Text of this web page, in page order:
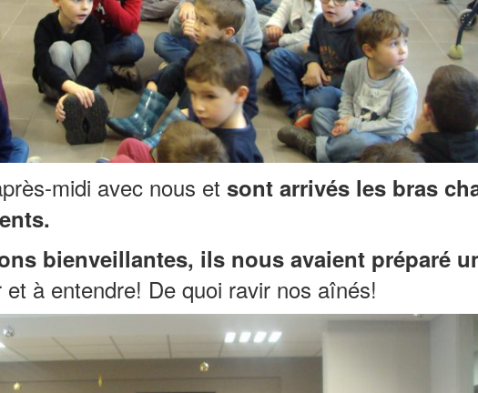
midi avec nous et sont arrivés les bras
bienveillantes, ils nous avaient préparé
à entendre! De quoi ravir nos aînés!